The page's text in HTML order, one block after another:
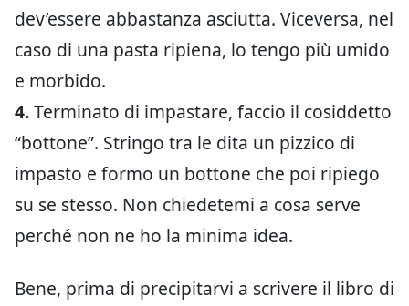
dev’essere abbastanza asciutta. Viceversa, nel
caso di una pasta ripiena, lo tengo più umido
e morbido.
4.Terminato di impastare, faccio il cosiddetto
“bottone”. Stringo tra le dita un pizzico di
impasto e formo un bottone che poi ripiego
su se stesso. Non chiedetemi a cosa serve
perché non ne ho la minima idea.
Bene, prima di precipitarvi a scrivere il libro di